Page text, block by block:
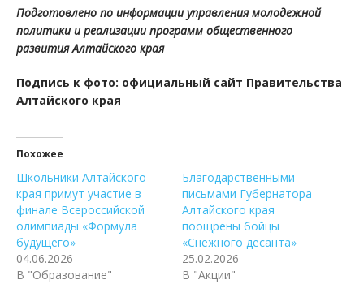
Подготовлено по информации управления молодежной
политики и реализации программ общественного
развития Алтайского края
Подпись к фото: официальный сайт Правительства
Алтайского края
Похожее
Школьники Алтайского
края примут участие в
финале Всероссийской
олимпиады «Формула
будущего»
04.06.2026
В "Образование"
Благодарственными
письмами Губернатора
Алтайского края
поощрены бойцы
«Снежного десанта»
25.02.2026
В "Акции"